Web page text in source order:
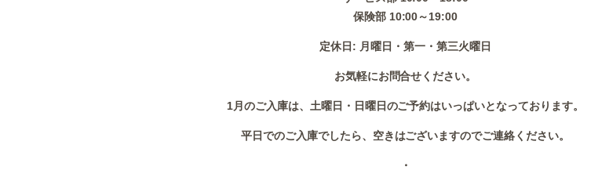
保険部 10:00～19:00
定休日: 月曜日・第一・第三火曜日
お気軽にお問合せください。
1月のご入庫は、土曜日・日曜日のご予約はいっぱいとなっております。
平日でのご入庫でしたら、空きはございますのでご連絡ください。
・